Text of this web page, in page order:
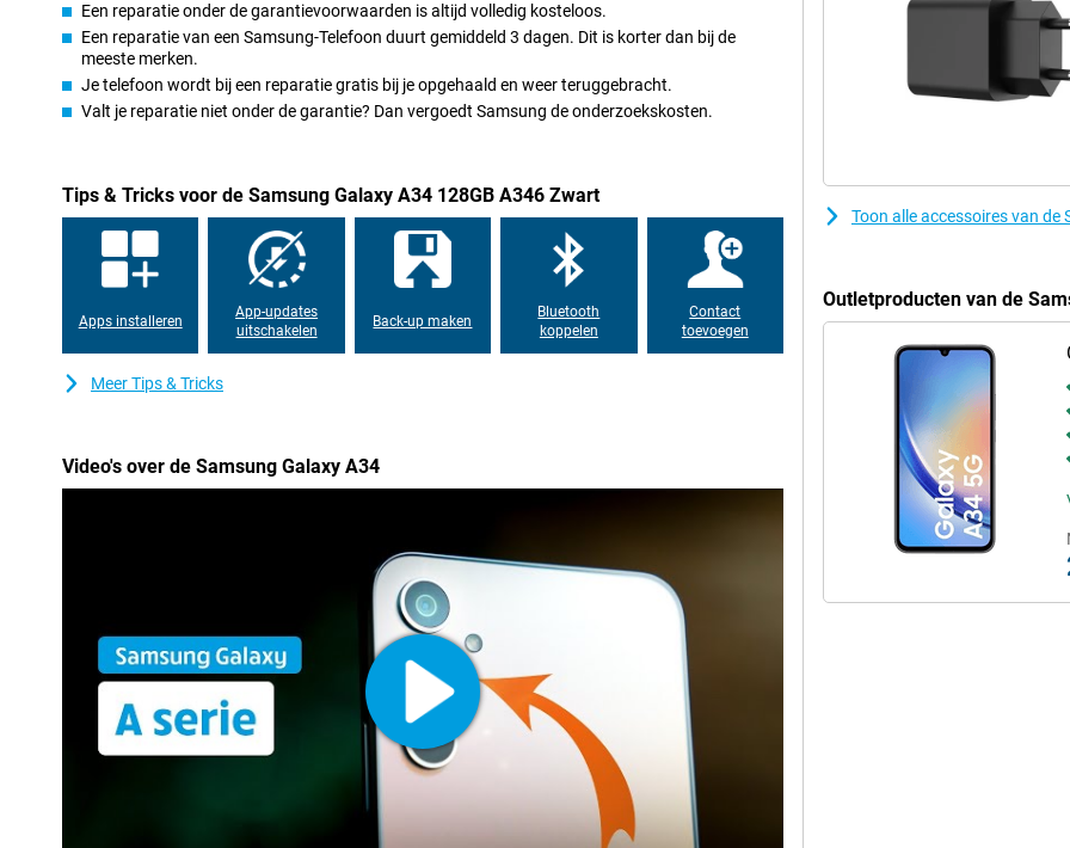
Een reparatie onder de garantievoorwaarden is altijd volledig kosteloos.
Een reparatie van een Samsung-Telefoon duurt gemiddeld 3 dagen. Dit is korter dan bij de
meeste merken.
Je telefoon wordt bij een reparatie gratis bij je opgehaald en weer teruggebracht.
Valt je reparatie niet onder de garantie? Dan vergoedt Samsung de onderzoekskosten.
Tips & Tricks voor de Samsung Galaxy A34 128GB A346 Zwart
Apps installeren
App-updates
uitschakelen
Back-up maken
Bluetooth
koppelen
Contact
toevoegen
Meer Tips & Tricks
Video's over de Samsung Galaxy A34
Toon alle accessoires van
Outletproducten van de